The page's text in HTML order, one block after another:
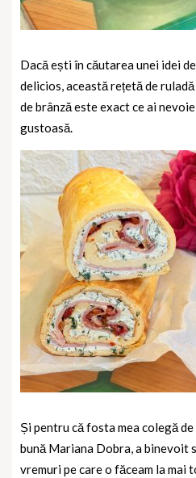
Dacă ești în căutarea unei idei
delicios, această rețetă de
de brânză este exact ce ai
gustoasă.
Și pentru cǎ fosta mea colegă
bună Mariana Dobra, a binevoit
vremuri pe care o făceam la mai